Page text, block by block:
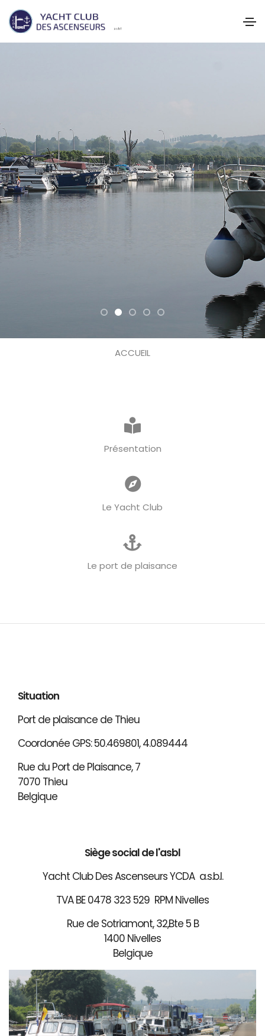
ACCUEIL
Présentation
Le Yacht Club
Le port de plaisance
Situation
Port de plaisance de Thieu
Coordonée GPS: 50.469801, 4.089444
Rue du Port de Plaisance, 7
7070 Thieu
Belgique
Siège social de l'asbl
Yacht Club Des Ascenseurs YCDA a.s.b.l.
TVA BE 0478 323 529 RPM Nivelles
Rue de Sotriamont, 32,Bte 5 B
1400 Nivelles
Belgique